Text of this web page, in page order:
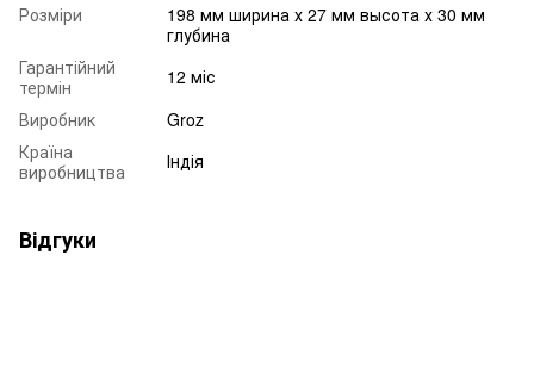
Розміри
198 мм ширина х 27 мм высота х 30 мм
глубина
Гарантійний
термін
12 міс
Виробник
Groz
Країна
виробництва
Індія
Відгуки